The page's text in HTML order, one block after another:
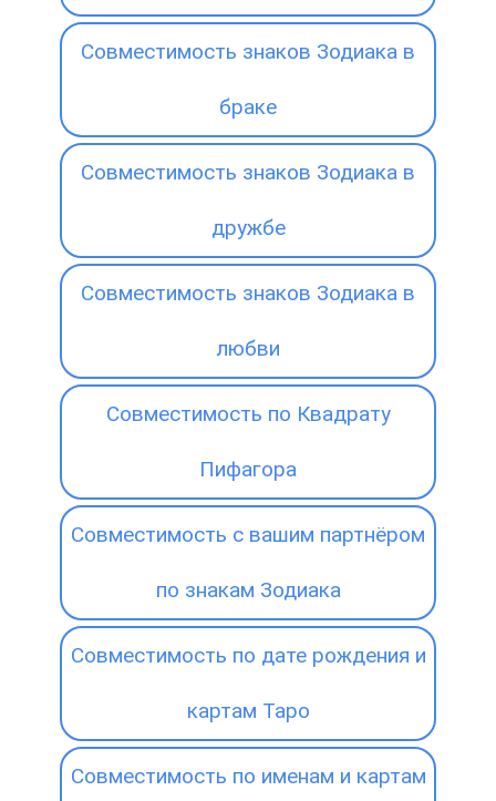
Совместимость знаков Зодиака в
браке
Совместимость знаков Зодиака в
дружбе
Совместимость знаков Зодиака в
любви
Совместимость по Квадрату
Пифагора
Совместимость с вашим партнёром
по знакам Зодиака
Совместимость по дате рождения и
картам Таро
Совместимость по именам и картам